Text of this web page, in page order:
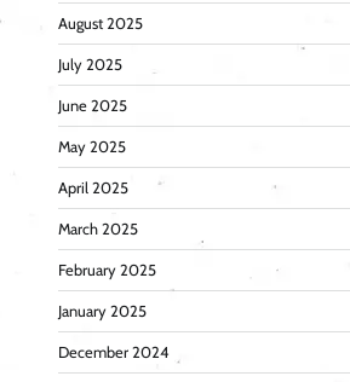
August 2025
July 2025
June 2025
May 2025
April 2025
March 2025
February 2025
January 2025
December 2024